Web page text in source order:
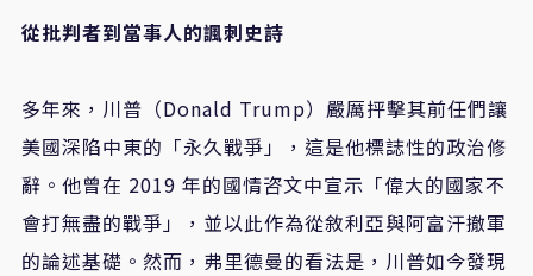
從批判者到當事人的諷刺史詩
多年來，川普（Donald Trump）嚴厲抨擊其前任們讓
美國深陷中東的「永久戰爭」，這是他標誌性的政治修
辭。他曾在 2019 年的國情咨文中宣示「偉大的國家不
會打無盡的戰爭」，並以此作為從敘利亞與阿富汗撤軍
的論述基礎。然而，弗里德曼的看法是，川普如今發現